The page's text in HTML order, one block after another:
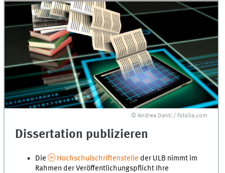
© Andrea Danti / fotolia.com
Dissertation publizieren
Die Hochschulschriftenstelle der ULB nimmt im
Rahmen der Veröffentlichungspflicht Ihre